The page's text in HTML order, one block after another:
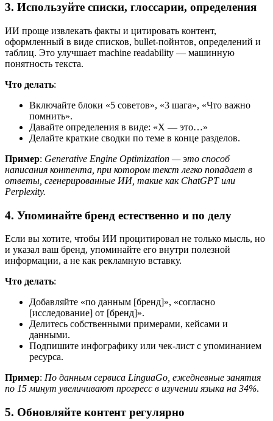
3. Используйте списки, глоссарии, определения
ИИ проще извлекать факты и цитировать контент,
оформленный в виде списков, bullet-пойнтов, определений и
таблиц. Это улучшает machine readability — машинную
понятность текста.
Что делать:
Включайте блоки «5 советов», «3 шага», «Что важно
помнить».
Давайте определения в виде: «Х — это…»
Делайте краткие сводки по теме в конце разделов.
Пример: Generative Engine Optimization — это способ
написания контента, при котором текст легко попадает в
ответы, сгенерированные ИИ, такие как ChatGPT или
Perplexity.
4. Упоминайте бренд естественно и по делу
Если вы хотите, чтобы ИИ процитировал не только мысль, но
и указал ваш бренд, упоминайте его внутри полезной
информации, а не как рекламную вставку.
Что делать:
Добавляйте «по данным [бренд]», «согласно
[исследование] от [бренд]».
Делитесь собственными примерами, кейсами и
данными.
Подпишите инфографику или чек-лист с упоминанием
ресурса.
Пример: По данным сервиса LinguaGo, ежедневные занятия
по 15 минут увеличивают прогресс в изучении языка на 34%.
5. Обновляйте контент регулярно